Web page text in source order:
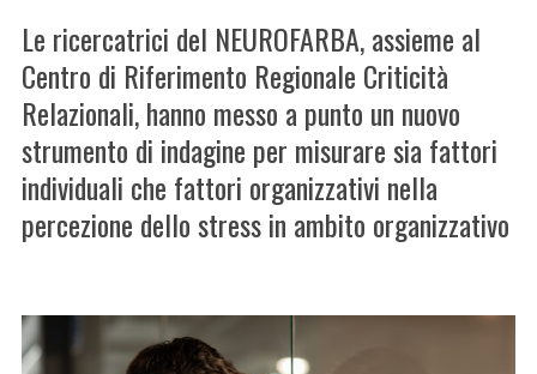
Le ricercatrici del NEUROFARBA, assieme al
Centro di Riferimento Regionale Criticità
Relazionali, hanno messo a punto un nuovo
strumento di indagine per misurare sia fattori
individuali che fattori organizzativi nella
percezione dello stress in ambito organizzativo